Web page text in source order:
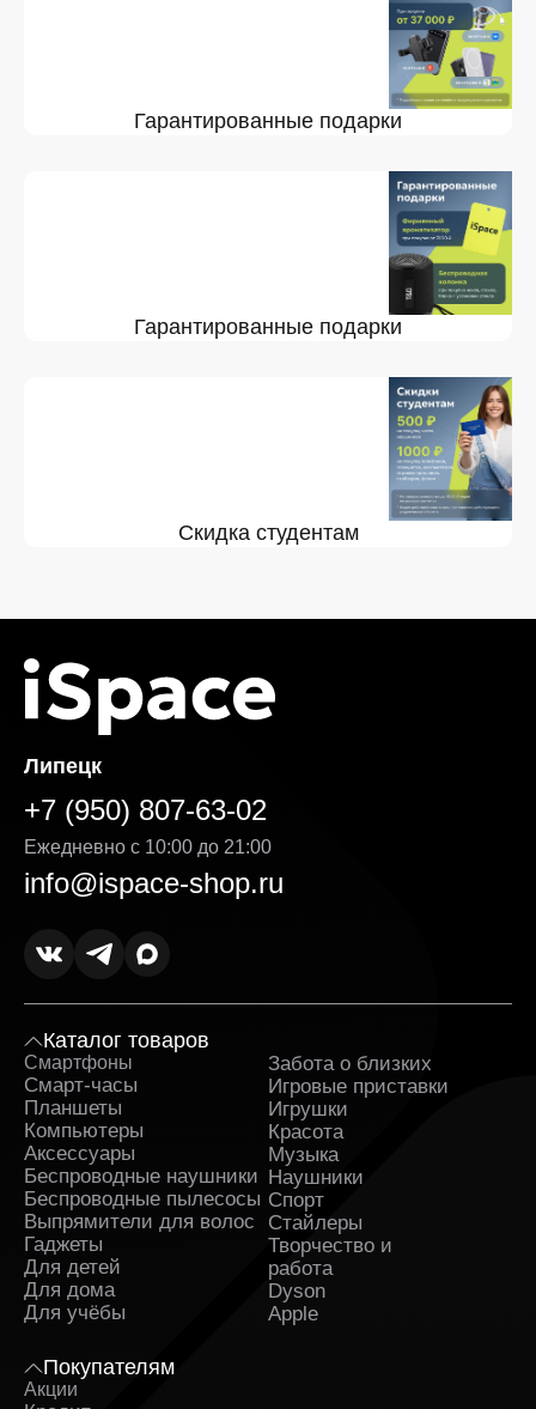
Гарантированные подарки
Гарантированные подарки
Скидка студентам
Липецк
+7 (950) 807-63-02
Ежедневно с 10:00 до 21:00
info@ispace-shop.ru
Каталог товаров
Смартфоны
Смарт-часы
Планшеты
Компьютеры
Аксессуары
Беспроводные наушники
Беспроводные пылесосы
Выпрямители для волос
Гаджеты
Для детей
Для дома
Для учёбы
Забота о близких
Игровые приставки
Игрушки
Красота
Музыка
Наушники
Спорт
Стайлеры
Творчество и
работа
Dyson
Apple
Покупателям
Акции